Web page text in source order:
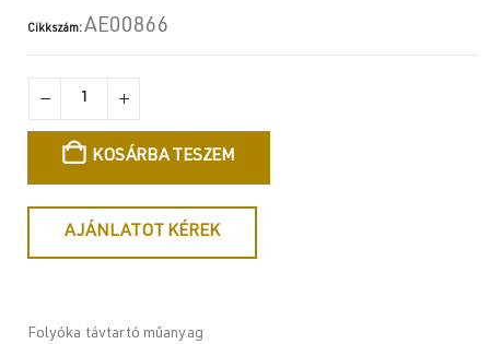
Cikkszám:AE00866
KOSÁRBA TESZEM
AJÁNLATOT KÉREK
Folyóka távtartó műanyag